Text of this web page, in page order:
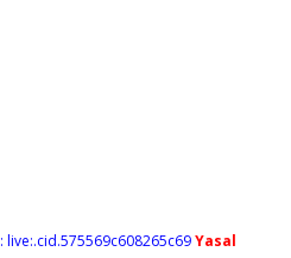
live:.cid.575569c608265c69Yasal